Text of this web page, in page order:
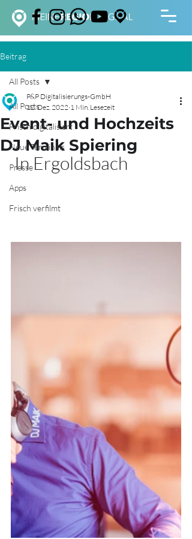
Beitrag
All Posts
Frisch digitalisiert
Neue Terminals
Presse
Apps
Frisch verfilmt
All Posts
Event- und Hochzeits
DJ Maik Spiering
P&P Digitalisierungs-GmbH
12. Dez. 2022 1 Min. Lesezeit
In Ergoldsbach